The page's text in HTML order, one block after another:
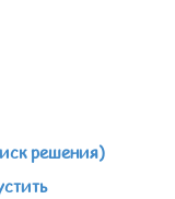
решения)